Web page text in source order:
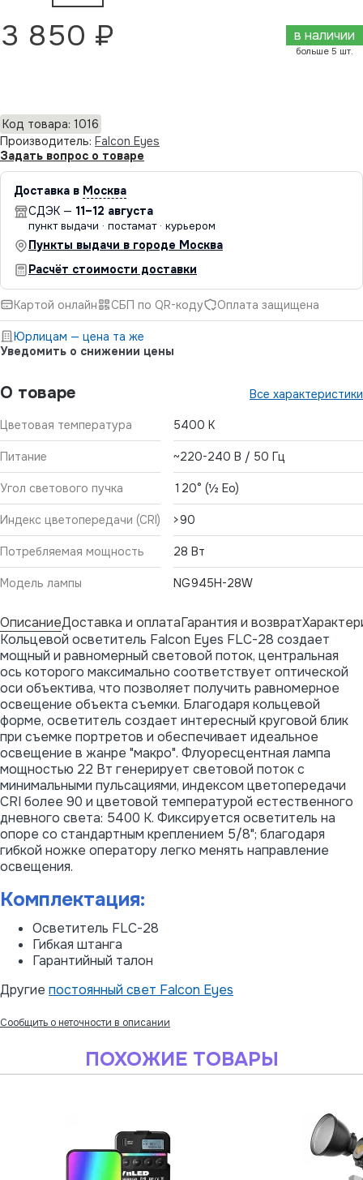
О товаре Все характеристики
Цветовая температура 5400 К
Питание ~220-240 В / 50 Гц
Угол светового пучка 120° (½ Ео)
Индекс цветопередачи (CRI) >90
Потребляемая мощность 28 Вт
Модель лампы NG945H-28W
3 850 ₽ в наличии
больше 5 шт.
Код товара: 1016
Производитель: Falcon Eyes
Задать вопрос о товаре
Доставка в Москва
СДЭК — 11–12 августа
пункт выдачи · постамат · курьером
Пункты выдачи в городе Москва
Расчёт стоимости доставки
Картой онлайн СБП по QR-коду Оплата защищена
Юрлицам — цена та же
Уведомить о снижении цены
ОписаниеДоставка и оплатаГарантия и возврат
Кольцевой осветитель Falcon Eyes FLC-28 создает
мощный и равномерный световой поток, центральная
ось которого максимально соответствует оптической
оси объектива, что позволяет получить равномерное
освещение объекта съемки. Благодаря кольцевой
форме, осветитель создает интересный круговой блик
при съемке портретов и обеспечивает идеальное
освещение в жанре "макро". Флуоресцентная лампа
мощностью 22 Вт генерирует световой поток с
минимальными пульсациями, индексом цветопередачи
CRI более 90 и цветовой температурой естественного
дневного света: 5400 К. Фиксируется осветитель на
опоре со стандартным креплением 5/8"; благодаря
гибкой ножке оператору легко менять направление
освещения.
Комплектация:
Осветитель FLC-28
Гибкая штанга
Гарантийный талон
Другие постоянный свет Falcon Eyes
Сообщить о неточности в описании
ПОХОЖИЕ ТОВАРЫ